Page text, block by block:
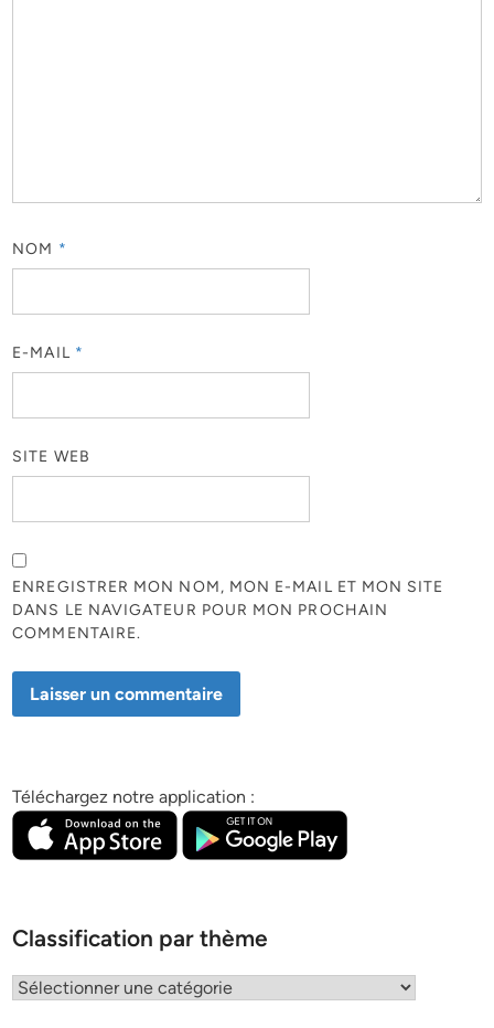
NOM *
E-MAIL *
SITE WEB
ENREGISTRER MON NOM, MON E-MAIL ET MON SITE
DANS LE NAVIGATEUR POUR MON PROCHAIN
COMMENTAIRE.
Téléchargez notre application :
Classification par thème
Classification